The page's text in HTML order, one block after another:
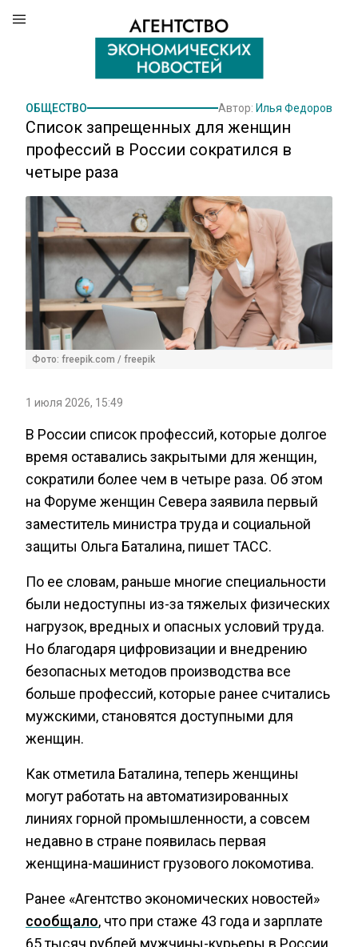
ОБЩЕСТВО Автор: Илья Федоров
Список запрещенных для женщин
профессий в России сократился в
четыре раза
Фото: freepik.com / freepik
1 июля 2026, 15:49
В России список профессий, которые долгое
время оставались закрытыми для женщин,
сократили более чем в четыре раза. Об этом
на Форуме женщин Севера заявила первый
заместитель министра труда и социальной
защиты Ольга Баталина, пишет ТАСС.
По ее словам, раньше многие специальности
были недоступны из-за тяжелых физических
нагрузок, вредных и опасных условий труда.
Но благодаря цифровизации и внедрению
безопасных методов производства все
больше профессий, которые ранее считались
мужскими, становятся доступными для
женщин.
Как отметила Баталина, теперь женщины
могут работать на автоматизированных
линиях горной промышленности, а совсем
недавно в стране появилась первая
женщина-машинист грузового локомотива.
Ранее «Агентство экономических новостей»
сообщало, что при стаже 43 года и зарплате
65 тысяч рублей мужчины-курьеры в России